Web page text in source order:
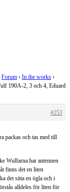
Forum › In the works ›
190A-2, 3 och 4, Eduard
#253
packas och tas med till
Wulfarna har antennen
finns det en liten
det sitta en ögla och i
alldeles för liten för